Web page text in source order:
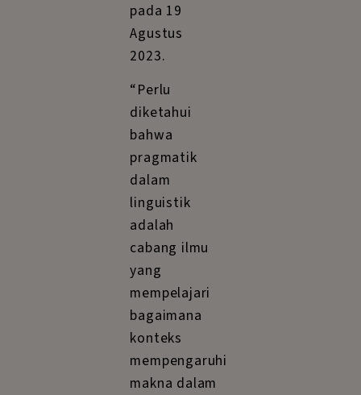
pada 19
Agustus
2023.
“Perlu
diketahui
bahwa
pragmatik
dalam
linguistik
adalah
cabang ilmu
yang
mempelajari
bagaimana
konteks
mempengaruhi
makna dalam